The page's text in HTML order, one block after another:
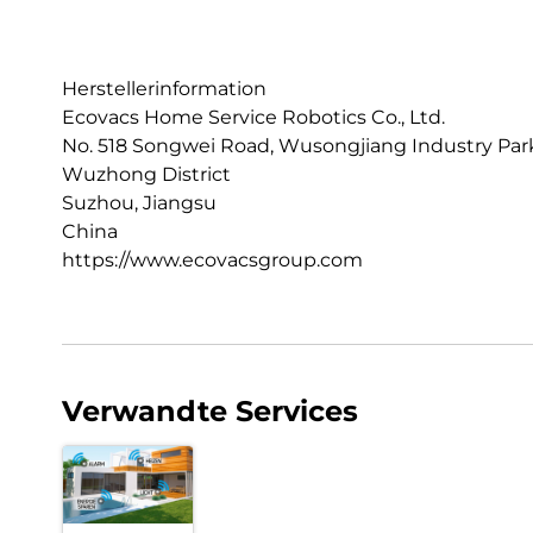
Herstellerinformation
Ecovacs Home Service Robotics Co., Ltd.
No. 518 Songwei Road, Wusongjiang Industry
Wuzhong District
Suzhou, Jiangsu
China
https://www.ecovacsgroup.com
Verwandte Services